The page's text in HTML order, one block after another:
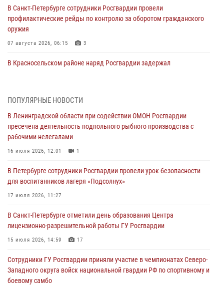
В Санкт-Петербурге сотрудники Росгвардии провели
профилактические рейды по контролю за оборотом гражданского
оружия
07 августа 2026, 06:15 3
В Красносельском районе наряд Росгвардии задержал
06 августа 2026, 13:39 1
В Центральном районе росгвардейцы оперативно задержали
хулигана, стрелявшего из пускового устройства рядом с жилыми
домами
06 августа 2026, 11:36
Сотрудники и военнослужащие Росгвардии обеспечили
правопорядок при проведении матча "Зенит" - "Балтика"
06 августа 2026, 07:30
В Выборгском районе наряд Росгвардии обнаружил
разыскиваемый преступный автотранспорт
05 августа 2026, 12:25 2
Петербургские росгвардейцы обнаружили объявленный в розыск
автомобиль, ранее использовавшийся при совершении кражи в
Ленобласти
ПОПУЛЯРНЫЕ НОВОСТИ
В Ленинградской области при содействии ОМОН Росгвардии
пресечена деятельность подпольного рыбного производства с
рабочими-нелегалами
16 июля 2026, 12:01 1
В Петербурге сотрудники Росгвардии провели урок безопасности
для воспитанников лагеря «Подсолнух»
17 июля 2026, 11:27
В Санкт-Петербурге отметили день образования Центра
лицензионно-разрешительной работы ГУ Росгвардии
15 июля 2026, 14:59 17
Сотрудники ГУ Росгвардии приняли участие в чемпионатах Северо-
Западного округа войск национальной гвардии РФ по спортивному и
боевому самбо